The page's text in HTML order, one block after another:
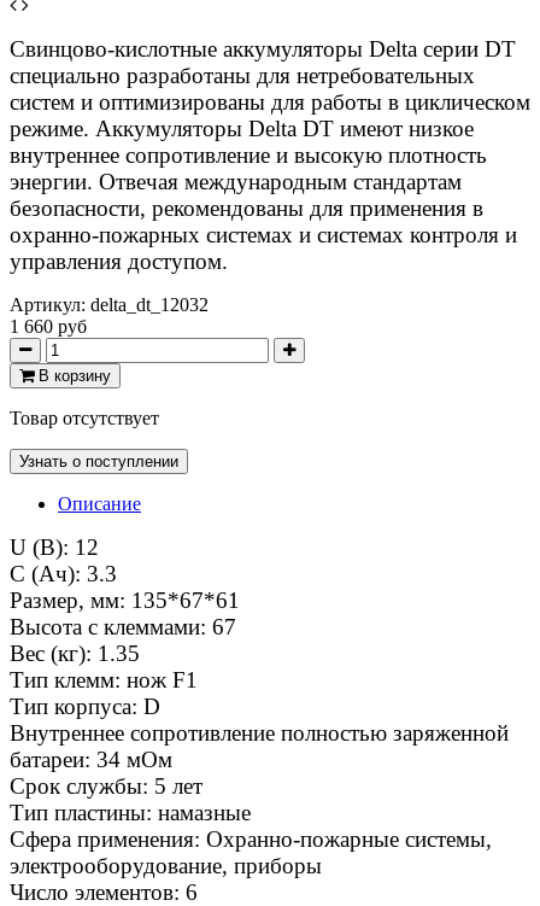
Свинцово-кислотные аккумуляторы Delta серии DT
специально разработаны для нетребовательных
систем и оптимизированы для работы в циклическом
режиме. Аккумуляторы Delta DT имеют низкое
внутреннее сопротивление и высокую плотность
энергии. Отвечая международным стандартам
безопасности, рекомендованы для применения в
охранно-пожарных системах и системах контроля и
управления доступом.
Артикул: delta_dt_12032
1 660 руб
В корзину
Товар отсутствует
Узнать о поступлении
Описание
U (В): 12
C (Ач): 3.3
Размер, мм: 135*67*61
Высота с клеммами: 67
Вес (кг): 1.35
Тип клемм: нож F1
Тип корпуса: D
Внутреннее сопротивление полностью заряженной
батареи: 34 мОм
Срок службы: 5 лет
Тип пластины: намазные
Сфера применения: Охранно-пожарные системы,
электрооборудование, приборы
Число элементов: 6